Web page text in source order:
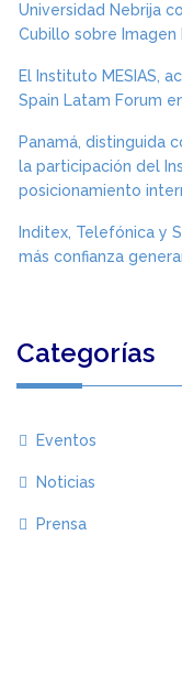
Universidad Nebrija
Cubillo sobre Imagen
El Instituto MESIAS,
Spain Latam Forum
Panamá, distinguida
la participación del
posicionamiento
Inditex, Telefónica y
más confianza
Categorías
Eventos
Noticias
Prensa